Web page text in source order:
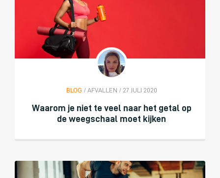
BLOG / AFVALLEN / 27 JULI 2020
Waarom je niet te veel naar het getal op
de weegschaal moet kijken